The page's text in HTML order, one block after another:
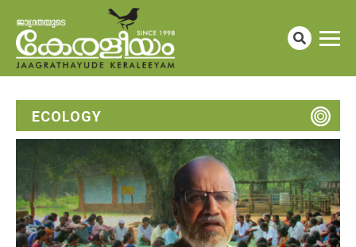
ECOLOGY